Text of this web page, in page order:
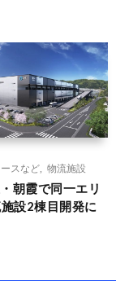
スなど
物流施設
朝霞で同一エリ
設2棟目開発に